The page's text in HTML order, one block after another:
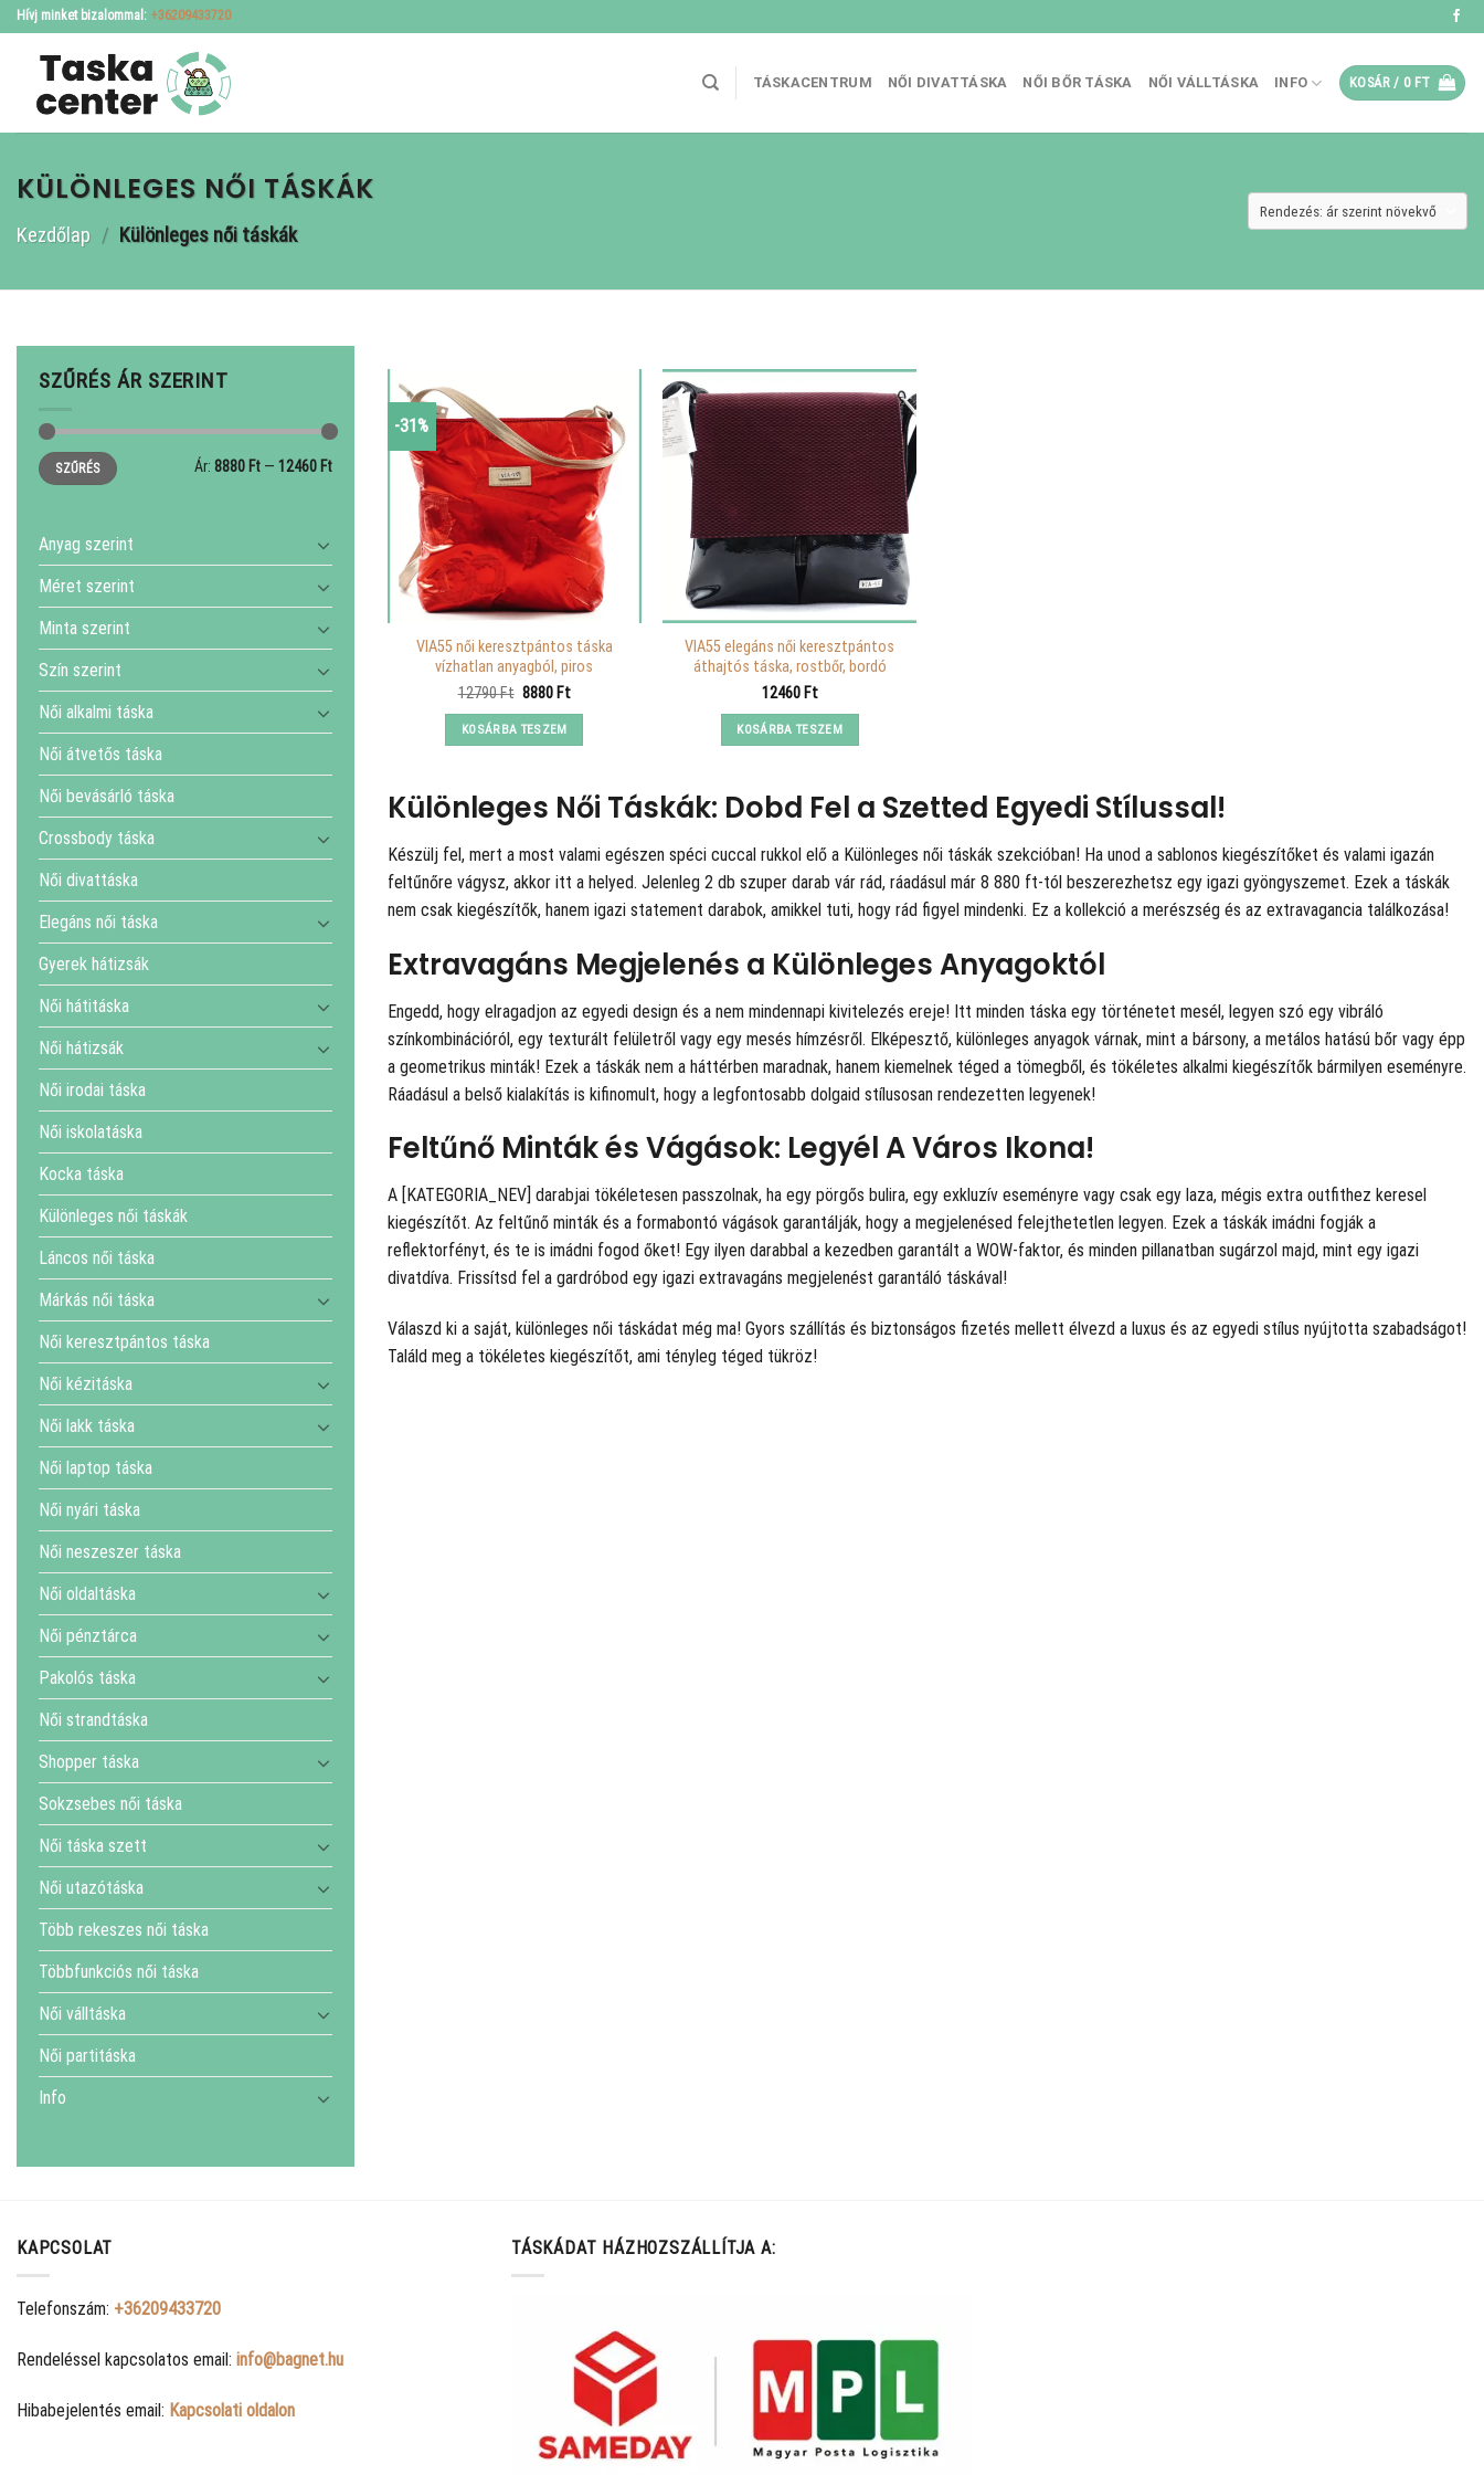
Skip
to
content
Hívj minket bizalommal: +36209433720
TÁSKACENTRUM NŐI DIVATTÁSKA NŐI BŐR TÁSKA NŐI VÁLLTÁSKA INFO KOSÁR / 0 FT
KÜLÖNLEGES NŐI TÁSKÁK
Kezdőlap / Különleges női táskák
SZŰRÉS ÁR SZERINT
Min
ár
Max
ár
SZŰRÉS Ár: 8880 Ft — 12460 Ft
Anyag szerint
Méret szerint
Minta szerint
Szín szerint
Női alkalmi táska
Női átvetős táska
Női bevásárló táska
Crossbody táska
Női divattáska
Elegáns női táska
Gyerek hátizsák
Női hátitáska
Női hátizsák
Női irodai táska
Női iskolatáska
Kocka táska
Különleges női táskák
Láncos női táska
Márkás női táska
Női keresztpántos táska
Női kézitáska
Női lakk táska
Női laptop táska
Női nyári táska
Női neszeszer táska
Női oldaltáska
Női pénztárca
Pakolós táska
Női strandtáska
Shopper táska
Sokzsebes női táska
Női táska szett
Női utazótáska
Több rekeszes női táska
Többfunkciós női táska
Női válltáska
Női partitáska
Info
-31%
VIA55 női keresztpántos táska
vízhatlan anyagból, piros
12790Ft Original
was:
12790 Ft.
8880 FtCurrent
KOSÁRBA TESZEM
VIA55 elegáns női keresztpántos
áthajtós táska, rostbőr, bordó
12460 Ft
KOSÁRBA TESZEM
Különleges Női Táskák: Dobd Fel a Szetted Egyedi Stílussal!
Készülj fel, mert a most valami egészen spéci cuccal rukkol elő a Különleges női táskák szekcióban! Ha unod a sablonos kiegészítőket és valami igazán
feltűnőre vágysz, akkor itt a helyed. Jelenleg 2 db szuper darab vár rád, ráadásul már 8 880 ft-tól beszerezhetsz egy igazi gyöngyszemet. Ezek a táskák
nem csak kiegészítők, hanem igazi statement darabok, amikkel tuti, hogy rád figyel mindenki. Ez a kollekció a merészség és az extravagancia találkozása!
Extravagáns Megjelenés a Különleges Anyagoktól
Engedd, hogy elragadjon az egyedi design és a nem mindennapi kivitelezés ereje! Itt minden táska egy történetet mesél, legyen szó egy vibráló
színkombinációról, egy texturált felületről vagy egy mesés hímzésről. Elképesztő, különleges anyagok várnak, mint a bársony, a metálos hatású bőr vagy épp
a geometrikus minták! Ezek a táskák nem a háttérben maradnak, hanem kiemelnek téged a tömegből, és tökéletes alkalmi kiegészítők bármilyen eseményre.
Ráadásul a belső kialakítás is kifinomult, hogy a legfontosabb dolgaid stílusosan rendezetten legyenek!
Feltűnő Minták és Vágások: Legyél A Város Ikona!
A [KATEGORIA_NEV] darabjai tökéletesen passzolnak, ha egy pörgős bulira, egy exkluzív eseményre vagy csak egy laza, mégis extra outfithez keresel
kiegészítőt. Az feltűnő minták és a formabontó vágások garantálják, hogy a megjelenésed felejthetetlen legyen. Ezek a táskák imádni fogják a
reflektorfényt, és te is imádni fogod őket! Egy ilyen darabbal a kezedben garantált a WOW-faktor, és minden pillanatban sugárzol majd, mint egy igazi
divatdíva. Frissítsd fel a gardróbod egy igazi extravagáns megjelenést garantáló táskával!
Válaszd ki a saját, különleges női táskádat még ma! Gyors szállítás és biztonságos fizetés mellett élvezd a luxus és az egyedi stílus nyújtotta szabadságot!
Találd meg a tökéletes kiegészítőt, ami tényleg téged tükröz!
KAPCSOLAT
Telefonszám: +36209433720
Rendeléssel kapcsolatos email: info@bagnet.hu
Hibabejelentés email: Kapcsolati oldalon
TÁSKÁDAT HÁZHOZSZÁLLÍTJA A: